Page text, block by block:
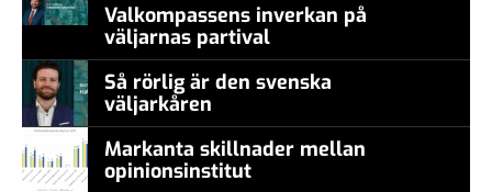
Valkompassens inverkan på
väljarnas partival
Så rörlig är den svenska
väljarkåren
Markanta skillnader mellan
opinionsinstitut